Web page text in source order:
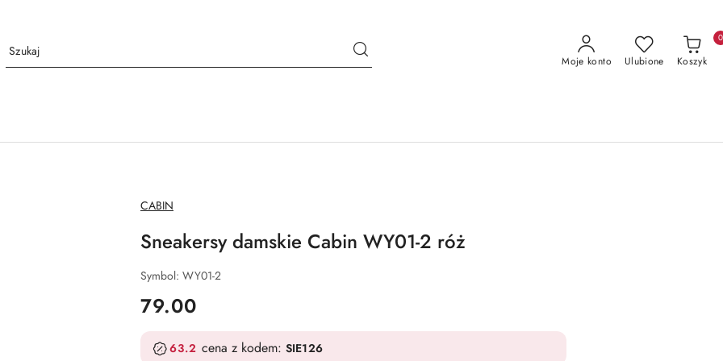
Moje konto Ulubione Koszyk
0
NAZWA
PRODUCENTA:
CABIN
Sneakersy damskie Cabin WY01-2 róż
Symbol: WY01-2
cena:
79.00
63.2 cena z kodem: SIE126